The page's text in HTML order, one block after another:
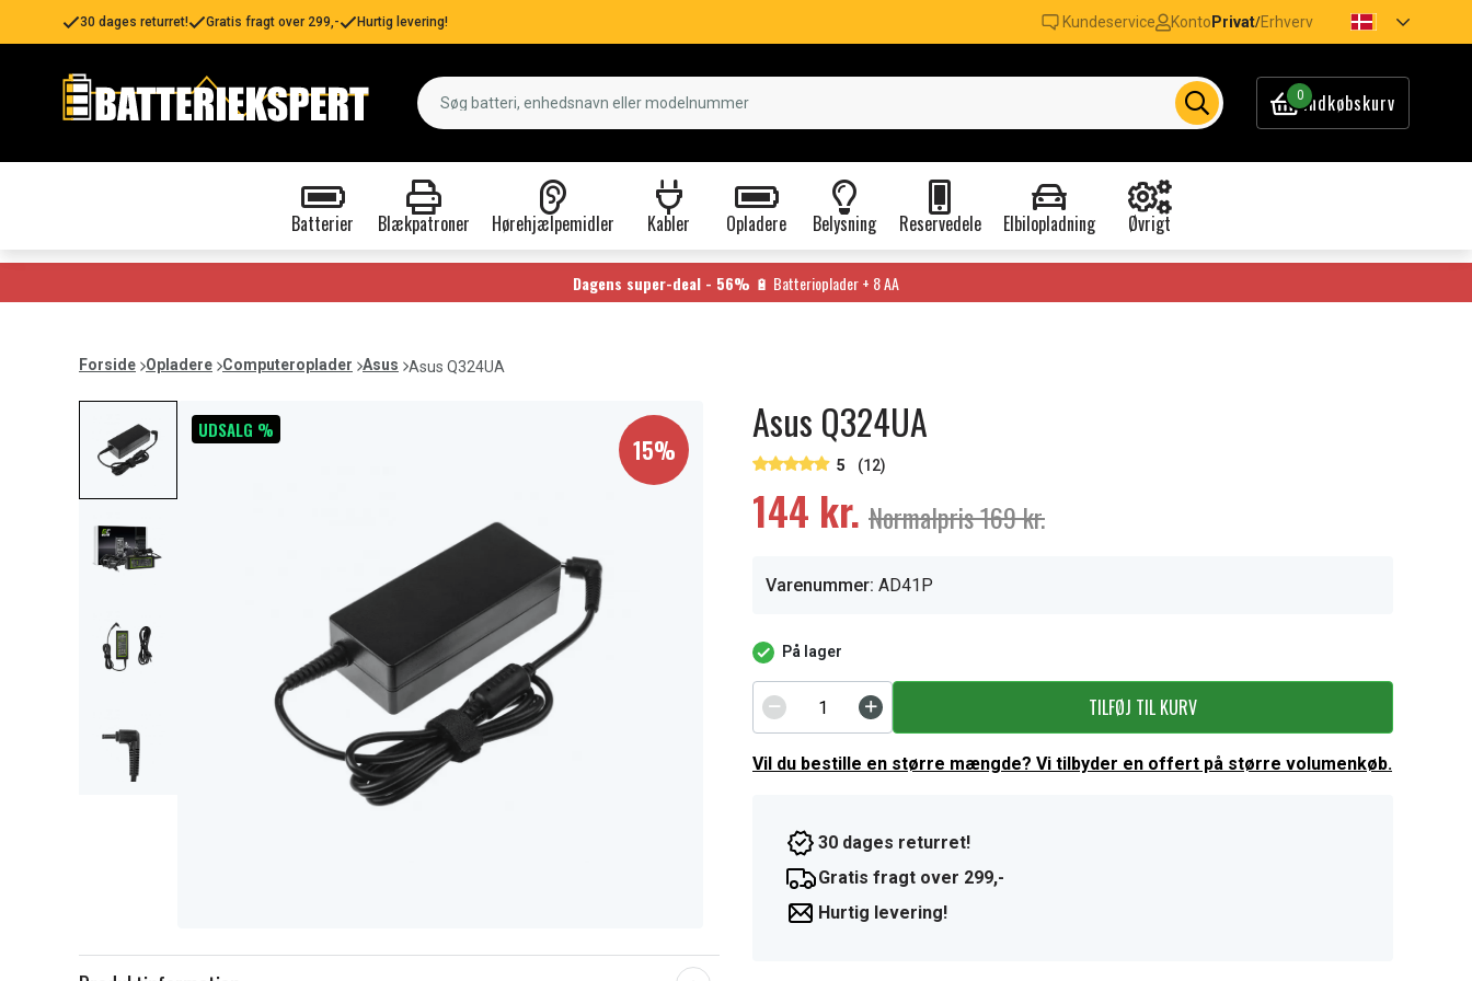
30 dages returret! Gratis fragt over 299,- Hurtig levering! Kundeservice Konto Privat/Erhverv
0Indkøbskurv
Batterier Blækpatroner Hørehjælpemidler Kabler Opladere Belysning Reservedele Elbilopladning Øvrigt
Dagens super-deal - 56% 🔋 Batterioplader + 8 AA
Forside Opladere Computeroplader Asus Asus Q324UA
15%
UDSALG % Asus Q324UA
5 (12)
144 kr. Normalpris 169 kr.
Varenummer: AD41P
På lager
TILFØJ TIL KURV
Vil du bestille en større mængde? Vi tilbyder en offert på større volumenkøb.
30 dages returret!
Gratis fragt over 299,-
Hurtig levering!